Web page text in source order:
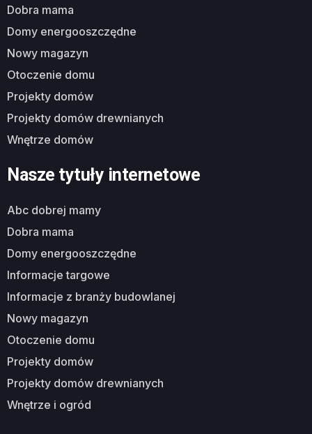
dobra mama
domy energooszczędne
nowy magazyn
otoczenie domu
projekty domów
projekty domów drewnianych
wnętrze domów
Nasze tytuły internetowe
abc dobrej mamy
dobra mama
domy energooszczędne
informacje targowe
informacje z branży budowlanej
nowy magazyn
otoczenie domu
projekty domów
projekty domów drewnianych
wnętrze i ogród